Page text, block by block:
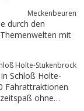
Meckenbeuren
durch den
mit
Holte-Stukenbrock
Schloß Holte-
ohne